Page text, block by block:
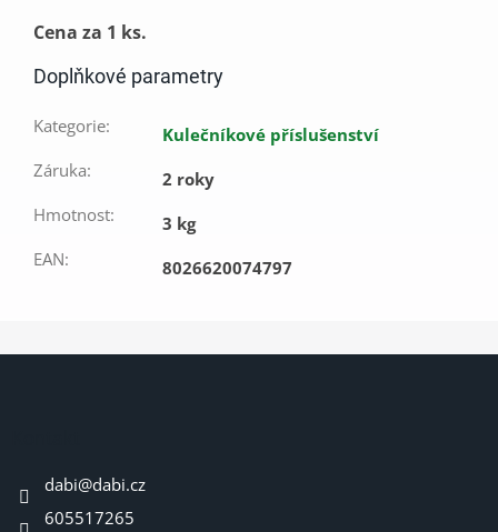
Cena za 1 ks.
Doplňkové parametry
Kategorie:
Kulečníkové příslušenství
Záruka:
2 roky
Hmotnost:
3 kg
EAN: 8026620074797
dabi@dabi.cz
605517265